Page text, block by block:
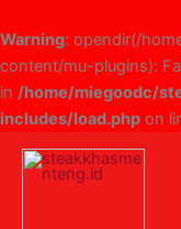
Warning: opendir(/
content/mu-plugins):
in /home/miegoodc/
includes/load.php on
to
content